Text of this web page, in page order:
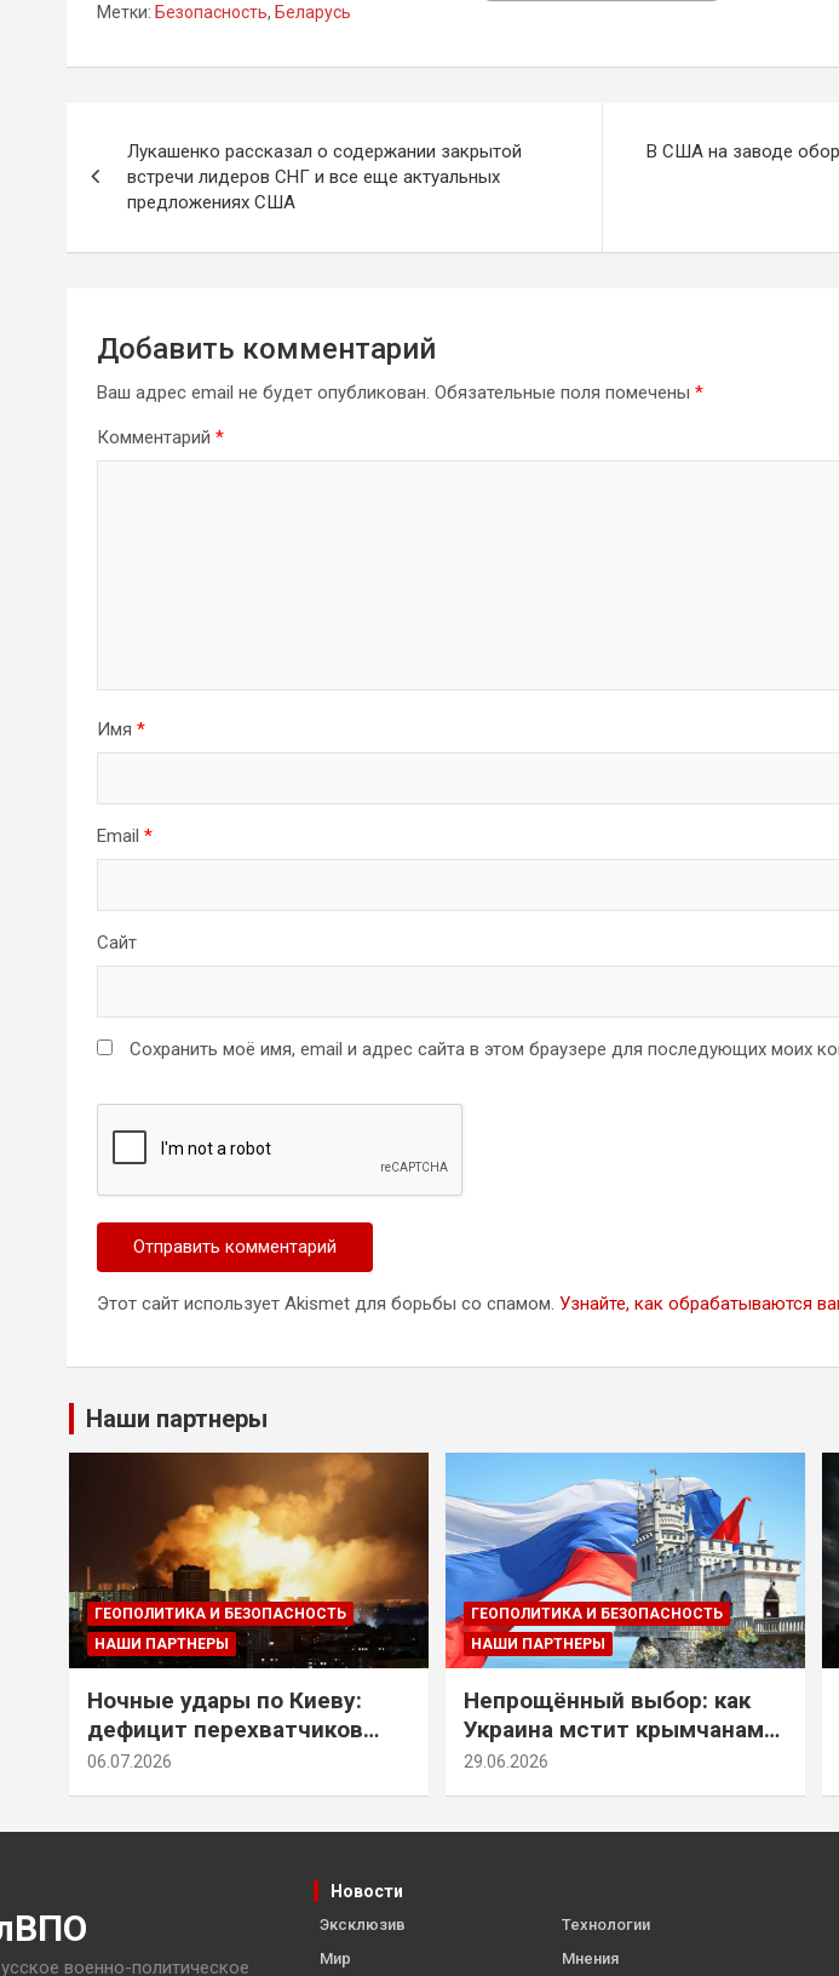
Метки: Безопасность, Беларусь
по
записям
Лукашенко рассказал о содержании закрытой
встречи лидеров СНГ и все еще актуальных
предложениях США
В США на заводе
Добавить комментарий
Ваш адрес email не будет опубликован. Обязательные поля помечены *
Комментарий *
Имя *
Email *
Сайт
Сохранить моё имя, email и адрес сайта в этом браузере для последующих моих
Этот сайт использует Akismet для борьбы со спамом. Узнайте, как обрабатываются
Наши партнеры
ГЕОПОЛИТИКА И БЕЗОПАСНОСТЬ
НАШИ ПАРТНЕРЫ
Ночные удары по Киеву:
дефицит перехватчиков
Patriot и оборонительные
06.07.2026
ГЕОПОЛИТИКА И БЕЗОПАСНОСТЬ
НАШИ ПАРТНЕРЫ
Непрощённый выбор: как
Украина мстит крымчанам
за их историческое решение
29.06.2026
военно-политическое
Новости
Эксклюзив
Мир
Технологии
Мнения